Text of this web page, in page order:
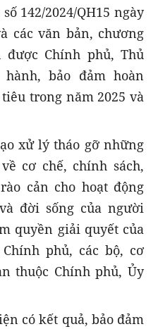
142/2024/QH15 ngày
các văn bản, chương
Chính phủ, Thủ
bảo đảm hoàn
trong năm 2025 và
xử lý tháo gỡ những
cơ chế, chính sách,
cản cho hoạt động
đời sống của người
quyền giải quyết của
phủ, các bộ, cơ
thuộc Chính phủ, Ủy
có kết quả, bảo đảm